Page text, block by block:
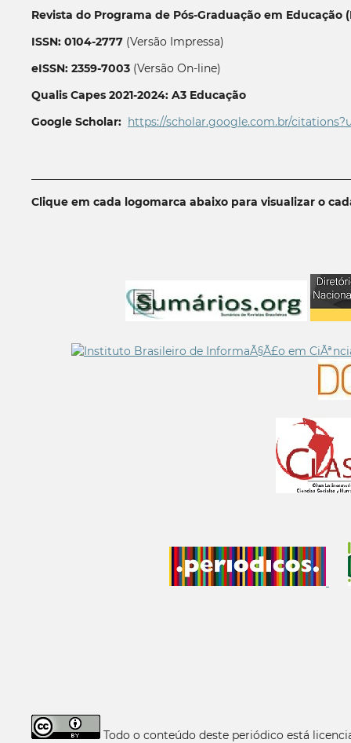
Revista do Programa de Pós-Graduação em Educação
ISSN: 0104-2777(Versão Impressa)
eISSN: 2359-7003(Versão On-line)
Qualis Capes 2021-2024: A3 Educação
Google Scholar: https://scholar.google.com.br/
Clique em cada logomarca abaixo para visualizar o
Todo o conteúdo deste periódico está